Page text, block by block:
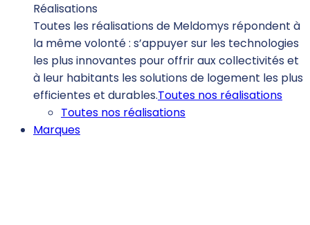
Réalisations
Toutes les réalisations de Meldomys répondent à
la même volonté : s’appuyer sur les technologies
les plus innovantes pour offrir aux collectivités et
à leur habitants les solutions de logement les plus
efficientes et durables.Toutes nos réalisations
Toutes nos réalisations
Marques